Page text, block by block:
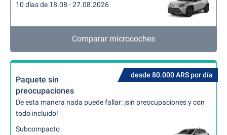
10 días de 18.08 - 27.08.2026
Comparar microcoches
desde 80.000 ARS por día
Paquete sin
preocupaciones
De esta manera nada puede fallar: ¡sin preocupaciones y con
todo incluido!
Subcompacto